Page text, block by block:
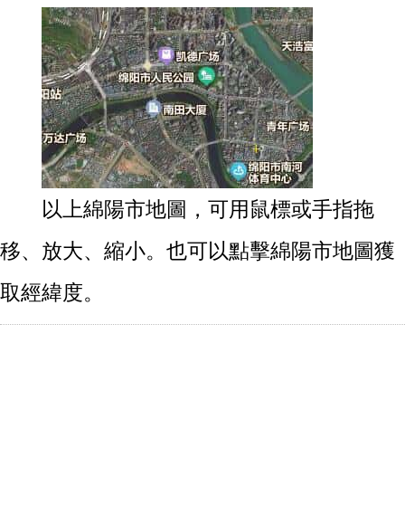
以上綿陽市地圖，可用鼠標或手指拖
移、放大、縮小。也可以點擊綿陽市地圖獲
取經緯度。